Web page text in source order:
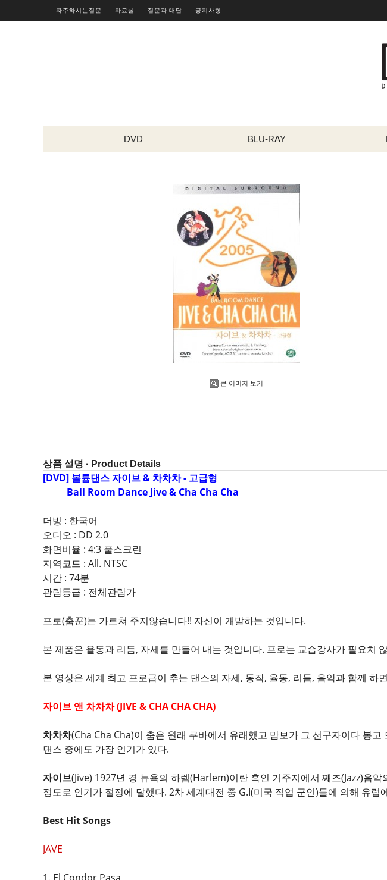
자주하시는질문 자료실 질문과 대답 공지사항
DVD BLU-RAY
큰 이미지 보기
상품 설명 · Product Details
[DVD] 볼륨댄스 자이브 & 차차차 - 고급형
Ball Room Dance Jive & Cha Cha Cha
더빙 : 한국어
오디오 : DD 2.0
화면비율 : 4:3 풀스크린
지역코드 : All. NTSC
시간 : 74분
관람등급 : 전체관람가
프로(춤꾼)는 가르쳐 주지않습니다!! 자신이 개발하는 것입니다.
본 제품은 율동과 리듬, 자세를 만들어 내는 것입니다. 프로는 교습강사가 필요치
본 영상은 세계 최고 프로급이 추는 댄스의 자세, 동작, 율동, 리듬, 음악과 함께
자이브 앤 차차차 (JIVE & CHA CHA CHA)
차차차(Cha Cha Cha)이 춤은 원래 쿠바에서 유래했고 맘보가 그 선구자이다 봉
댄스 중에도 가장 인기가 있다.
자이브(Jive) 1927년 경 뉴욕의 하렘(Harlem)이란 흑인 거주지에서 째즈(Jazz)음
정도로 인기가 절정에 달했다. 2차 세계대전 중 G.I(미국 직업 군인)들에 의해 유
Best Hit Songs
JAVE